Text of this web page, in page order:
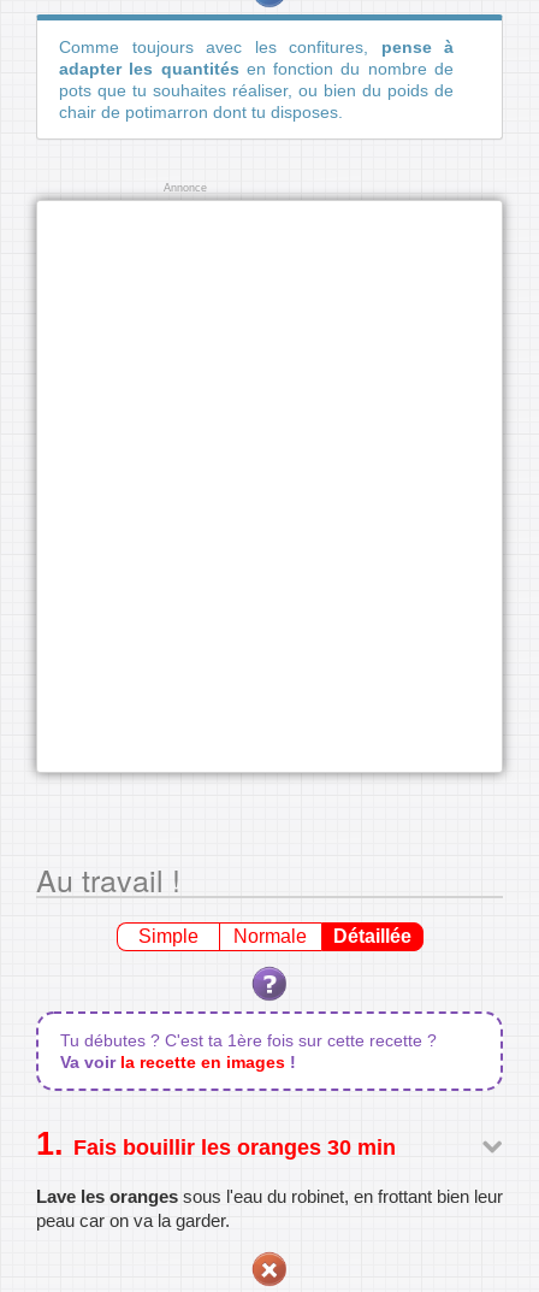
Comme toujours avec les confitures, pense à
adapter les quantités en fonction du nombre de
pots que tu souhaites réaliser, ou bien du poids de
chair de potimarron dont tu disposes.
Au travail !
Simple Normale Détaillée
Tu débutes ? C'est ta 1ère fois sur cette recette ?
Va voir la recette en images !
Fais bouillir les oranges 30 min
Lave les oranges sous l'eau du robinet, en frottant bien leur
peau car on va la garder.